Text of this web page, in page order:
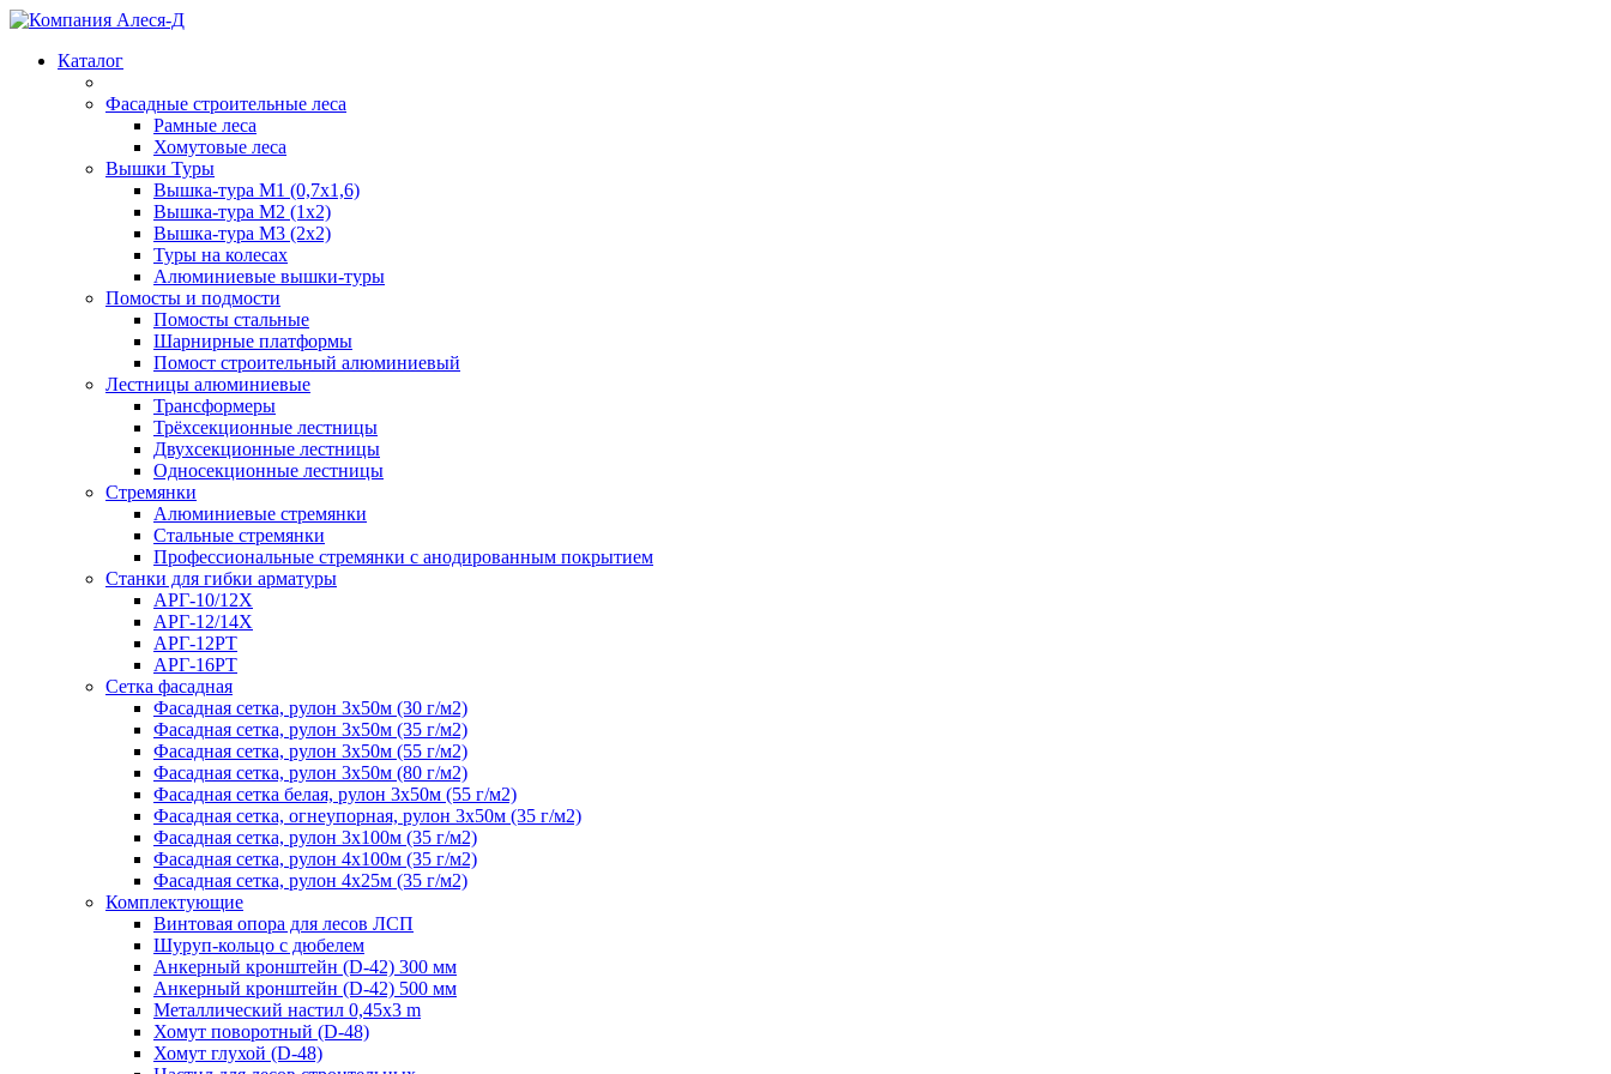
Каталог
Фасадные строительные леса
Рамные леса
Хомутовые леса
Вышки Туры
Вышка-тура М1 (0,7х1,6)
Вышка-тура М2 (1х2)
Вышка-тура М3 (2х2)
Туры на колесах
Алюминиевые вышки-туры
Помосты и подмости
Помосты стальные
Шарнирные платформы
Помост строительный алюминиевый
Лестницы алюминиевые
Трансформеры
Трёхсекционные лестницы
Двухсекционные лестницы
Односекционные лестницы
Стремянки
Алюминиевые стремянки
Стальные стремянки
Профессиональные стремянки с анодированным покрытием
Cтанки для гибки арматуры
АРГ-10/12Х
АРГ-12/14Х
АРГ-12РТ
АРГ-16РТ
Сетка фасадная
Фасадная сетка, рулон 3х50м (30 г/м2)
Фасадная сетка, рулон 3х50м (35 г/м2)
Фасадная сетка, рулон 3х50м (55 г/м2)
Фасадная сетка, рулон 3х50м (80 г/м2)
Фасадная сетка белая, рулон 3х50м (55 г/м2)
Фасадная сетка, огнеупорная, рулон 3х50м (35 г/м2)
Фасадная сетка, рулон 3х100м (35 г/м2)
Фасадная сетка, рулон 4х100м (35 г/м2)
Фасадная сетка, рулон 4х25м (35 г/м2)
Комплектующие
Винтовая опора для лесов ЛСП
Шуруп-кольцо с дюбелем
Анкерный кронштейн (D-42) 300 мм
Анкерный кронштейн (D-42) 500 мм
Металлический настил 0,45x3 m
Хомут поворотный (D-48)
Хомут глухой (D-48)